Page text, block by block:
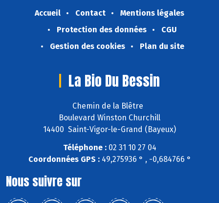
Accueil Contact
Mentions légales
Protection des données
CGU
Gestion des cookies
Plan du site
La Bio Du Bessin
Chemin de la Blêtre
Boulevard Winston Churchill
14400 Saint-Vigor-le-Grand (Bayeux)
Téléphone :02 31 10 27 04
Coordonnées GPS :49,275936 ° , -0,684766 °
Nous suivre sur